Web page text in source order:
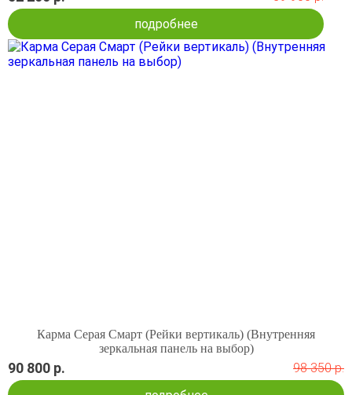
подробнее
Карма Серая Смарт (Рейки вертикаль) (Внутренняя
зеркальная панель на выбор)
90 800 р.
98 350 р.